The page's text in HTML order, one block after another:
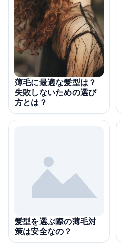
薄毛に最適な髪型は？
失敗しないための選び
方とは？
髪型を選ぶ際の薄毛対
策は安全なの？